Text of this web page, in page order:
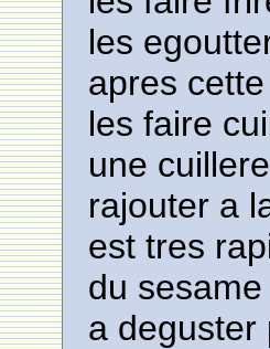
les
apres
les faire
une
rajouter a
est tres
du
a deguster